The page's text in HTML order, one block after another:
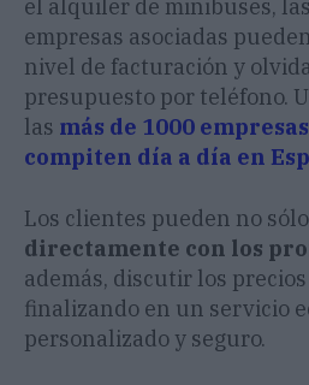
el alquiler de minibuses,
empresas asociadas
nivel de facturación y
presupuesto por teléfono.
las más de 1000
compiten día a día en
Los clientes pueden no sólo
directamente con los
además, discutir los
finalizando en un servicio
personalizado y seguro.